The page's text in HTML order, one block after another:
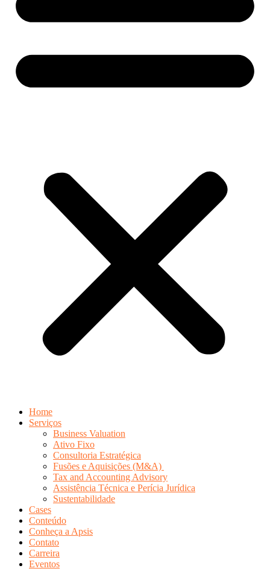
Home
Serviços
Business Valuation
Ativo Fixo
Consultoria Estratégica
Fusões e Aquisições (M&A)
Tax and Accounting Advisory
Assistência Técnica e Perícia Jurídica
Sustentabilidade
Cases
Conteúdo
Conheça a Apsis
Contato
Carreira
Eventos